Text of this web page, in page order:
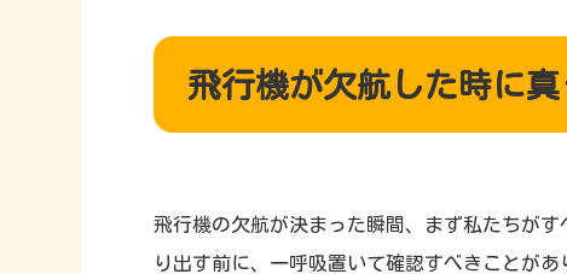
飛行機が欠航した時に
飛行機の欠航が決まった瞬間、まず私たちが
り出す前に、一呼吸置いて確認すべきことが